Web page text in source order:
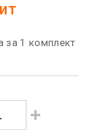
за 1 комплект